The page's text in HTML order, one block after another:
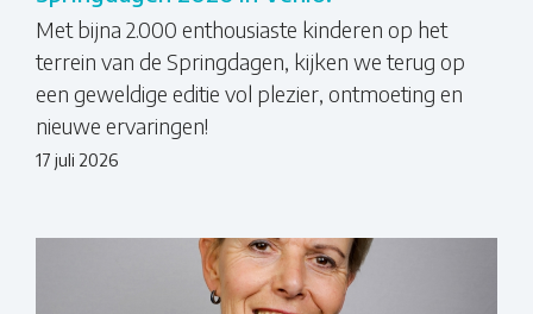
Met bijna 2.000 enthousiaste kinderen op het
terrein van de Springdagen, kijken we terug op
een geweldige editie vol plezier, ontmoeting en
nieuwe ervaringen!
17 juli 2026